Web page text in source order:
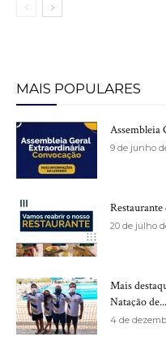
MAIS POPULARES
Assembleia
9 de junho
20 de julho
Mais
Natação de...
4 de